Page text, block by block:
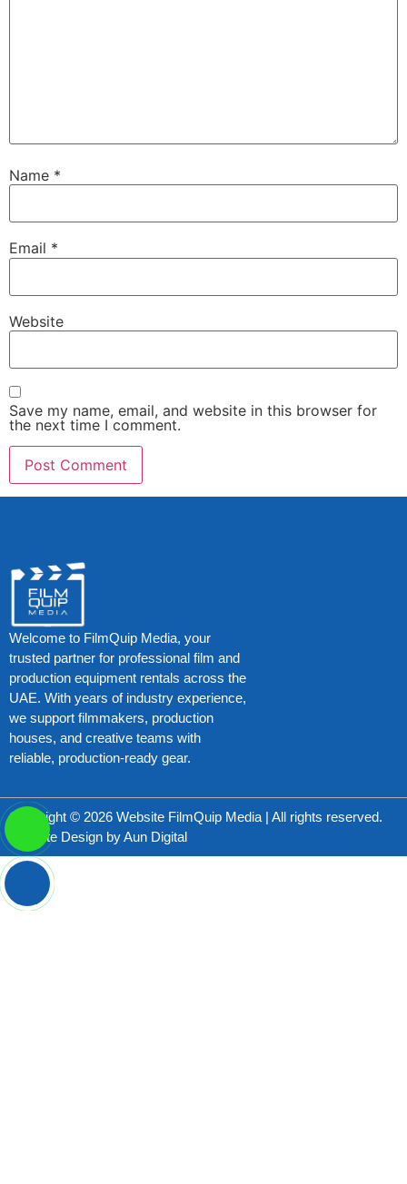
Name *
Email *
Website
Save my name, email, and website in this browser for
the next time I comment.
Welcome to FilmQuip Media, your
trusted partner for professional film and
production equipment rentals across the
UAE. With years of industry experience,
we support filmmakers, production
houses, and creative teams with
reliable, production-ready gear.
Copyright © 2026 Website FilmQuip Media | All rights reserved.
Website Design byAun Digital